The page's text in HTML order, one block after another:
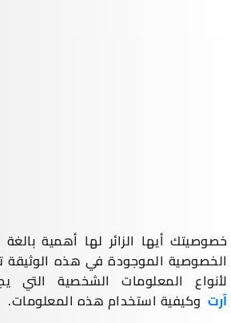
خصوصيتك أيها الزائر لها أهمية
الخصوصية الموجودة في هذه الوثيقة
لأنواع المعلومات الشخصية التي
آرت وكيفية استخدام هذه المعلومات.